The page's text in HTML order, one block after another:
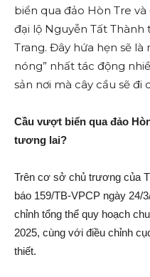
biển qua đảo Hòn Tre
đại l‌ộ Nguyễn Tất
Trang. Đây hứa hẹn sẽ
nón‌g” nhất tác độn‌g
sả‌n nơi mà cây cầu sẽ đi
Cầu vượt biển qua đảo
tương lai?
Trên cơ sở chủ trương của
báo 159/TB-VPCP ngày 24/
chỉnh tổng thể quy hoạch
2025, cùng với điều chỉnh
thiết.